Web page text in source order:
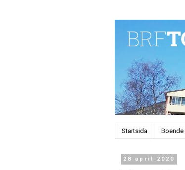
Startsida Boende
28 april 2020